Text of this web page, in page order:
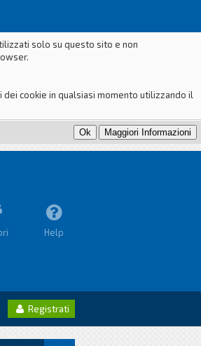
solo su questo sito e non
cookie in qualsiasi momento utilizzando il
Help
Registrati